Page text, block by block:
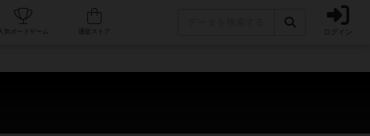
人気ボードゲーム ログイン